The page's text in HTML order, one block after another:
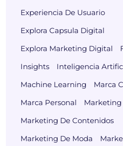
Experiencia De Usuario
Explora Capsula Digital
Explora Marketing Digital
Insights
Inteligencia
Machine Learning
Marca
Marca Personal
Marketing
Marketing De Contenidos
Marketing De Moda